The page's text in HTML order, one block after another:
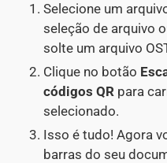
Selecione um
seleção de arquivo
solte um arquivo
Clique no botão
códigos QR para
selecionado.
Isso é tudo! Agora
barras do seu